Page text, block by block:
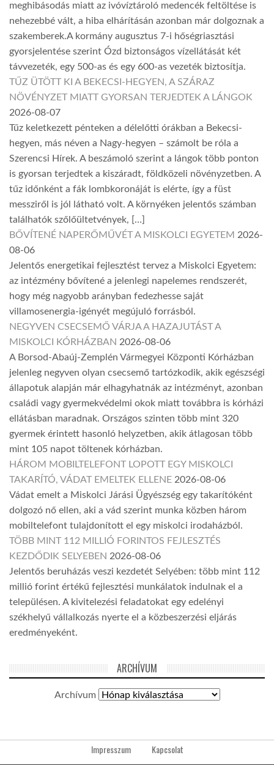
meghibásodás miatt az ivóvíztároló medencék feltöltése is
nehezebbé vált, a hiba elhárításán azonban már dolgoznak a
szakemberek.A kormány augusztus 7-i hőségriasztási
gyorsjelentése szerint Ózd biztonságos vízellátását két
távvezeték, egy 500-as és egy 600-as vezeték biztosítja.
TŰZ ÜTÖTT KI A BEKECSI-HEGYEN, A SZÁRAZ
NÖVÉNYZET MIATT GYORSAN TERJEDTEK A LÁNGOK
2026-08-07
Tűz keletkezett pénteken a délelőtti órákban a Bekecsi-
hegyen, más néven a Nagy-hegyen – számolt be róla a
Szerencsi Hírek. A beszámoló szerint a lángok több ponton
is gyorsan terjedtek a kiszáradt, földközeli növényzetben. A
tűz időnként a fák lombkoronáját is elérte, így a füst
messziről is jól látható volt. A környéken jelentős számban
találhatók szőlőültetvények, […]
BŐVÍTENÉ NAPERŐMŰVÉT A MISKOLCI EGYETEM 2026-
08-06
Jelentős energetikai fejlesztést tervez a Miskolci Egyetem:
az intézmény bővítené a jelenlegi napelemes rendszerét,
hogy még nagyobb arányban fedezhesse saját
villamosenergia-igényét megújuló forrásból.
NEGYVEN CSECSEMŐ VÁRJA A HAZAJUTÁST A
MISKOLCI KÓRHÁZBAN 2026-08-06
A Borsod-Abaúj-Zemplén Vármegyei Központi Kórházban
jelenleg negyven olyan csecsemő tartózkodik, akik egészségi
állapotuk alapján már elhagyhatnák az intézményt, azonban
családi vagy gyermekvédelmi okok miatt továbbra is kórházi
ellátásban maradnak. Országos szinten több mint 320
gyermek érintett hasonló helyzetben, akik átlagosan több
mint 105 napot töltenek kórházban.
HÁROM MOBILTELEFONT LOPOTT EGY MISKOLCI
TAKARÍTÓ, VÁDAT EMELTEK ELLENE 2026-08-06
Vádat emelt a Miskolci Járási Ügyészség egy takarítóként
dolgozó nő ellen, aki a vád szerint munka közben három
mobiltelefont tulajdonított el egy miskolci irodaházból.
TÖBB MINT 112 MILLIÓ FORINTOS FEJLESZTÉS
KEZDŐDIK SELYEBEN 2026-08-06
Jelentős beruházás veszi kezdetét Selyében: több mint 112
millió forint értékű fejlesztési munkálatok indulnak el a
településen. A kivitelezési feladatokat egy edelényi
székhelyű vállalkozás nyerte el a közbeszerzési eljárás
eredményeként.
ARCHÍVUM
Archívum
Impresszum Kapcsolat